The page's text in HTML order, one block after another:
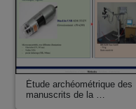
Étude archéométrique des
manuscrits de la …